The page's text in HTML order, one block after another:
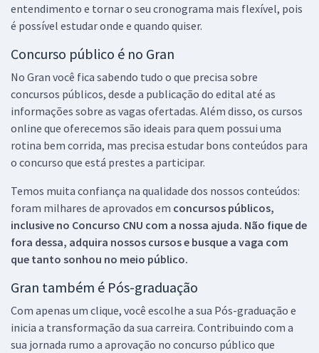
entendimento e tornar o seu cronograma mais flexível, pois
é possível estudar onde e quando quiser.
Concurso público é no Gran
No Gran você fica sabendo tudo o que precisa sobre
concursos públicos, desde a publicação do edital até as
informações sobre as vagas ofertadas. Além disso, os cursos
online que oferecemos são ideais para quem possui uma
rotina bem corrida, mas precisa estudar bons conteúdos para
o concurso que está prestes a participar.
Temos muita confiança na qualidade dos nossos conteúdos:
foram milhares de aprovados em concursos públicos,
inclusive no Concurso CNU com a nossa ajuda. Não fique de
fora dessa, adquira nossos cursos e busque a vaga com
que tanto sonhou no meio público.
Gran também é Pós-graduação
Com apenas um clique, você escolhe a sua Pós-graduação e
inicia a transformação da sua carreira. Contribuindo com a
sua jornada rumo a aprovação no concurso público que